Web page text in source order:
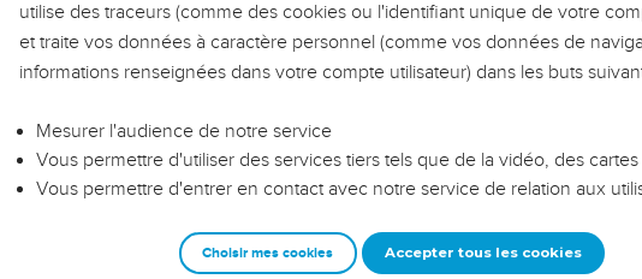
pour leurs réussites, leur impact, leur foi ou leur vision. Mais on voit
les saisons difficiles qu'ils ont traversés, alors même que ce sont
entrepreneurs, et responsables reviennent sur les erreurs
les clés pour avancer avec plus de sagesse afin que leurs erreurs
vous guidiez un ministère, une équipe, un groupe ou une famille,
utilise des traceurs (comme des cookies ou l'identifiant unique de votre
et traite vos données à caractère personnel (comme vos données de
informations renseignées dans votre compte utilisateur) dans les buts
Mesurer l'audience de notre service
Vous permettre d'utiliser des services tiers tels que de la vidéo, des
Vous permettre d'entrer en contact avec notre service de relation aux
Choisir mes cookies Accepter tous les cookies